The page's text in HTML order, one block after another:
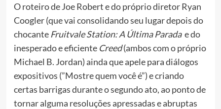
O roteiro de Joe Robert e do próprio diretorRyan
Coogler (que vai consolidando seu lugar depois do
chocante Fruitvale Station: A Última Paradae do
inesperado e eficiente Creed(ambos com o próprio
Michael B. Jordan)ainda que apele para diálogos
expositivos (”Mostre quem você é”) e criando
certas barrigas durante o segundo ato, ao ponto de
tornar alguma resoluções apressadas e abruptas